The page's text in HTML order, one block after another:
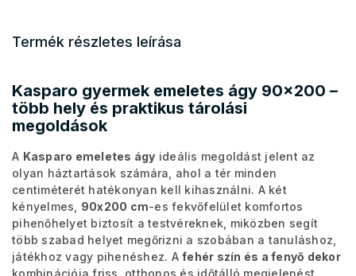
Termék részletes leírása
Kasparo gyermek emeletes ágy 90x200 –
több hely és praktikus tárolási
megoldások
A Kasparo emeletes ágy ideális megoldást jelent az
olyan háztartások számára, ahol a tér minden
centiméterét hatékonyan kell kihasználni. A két
kényelmes, 90x200 cm-es fekvőfelület komfortos
pihenőhelyet biztosít a testvéreknek, miközben segít
több szabad helyet megőrizni a szobában a tanuláshoz,
játékhoz vagy pihenéshez. A fehér szín és a fenyő dekor
kombinációja friss, otthonos és időtálló megjelenést